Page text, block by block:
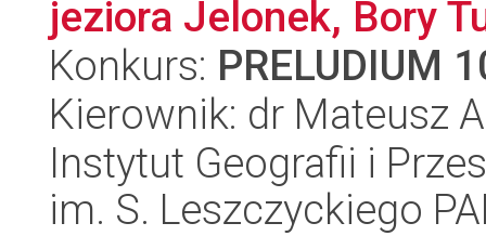
jeziora Jelonek, Bory
Konkurs: PRELUDIUM
Kierownik: dr Mateusz
Instytut Geografii i
im. S. Leszczyckiego